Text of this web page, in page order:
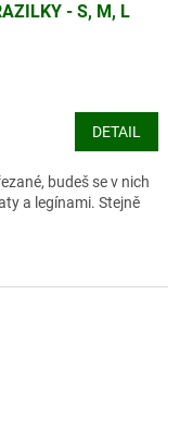
- S, M, L
DETAIL
budeš se v nich
a legínami. Stejně